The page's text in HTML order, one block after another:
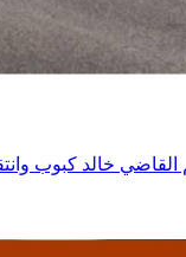
القاضي خالد كبوب